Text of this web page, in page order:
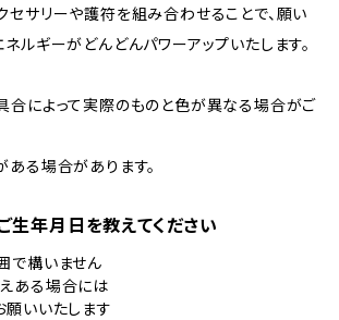
セサリーや護符を組み合わせることで、願い
ルギーがどんどんパワーアップいたします。
合によって実際のものと色が異なる場合がご
る場合があります。
生年月日を教えてください
で構いません
ある場合には
願いいたします